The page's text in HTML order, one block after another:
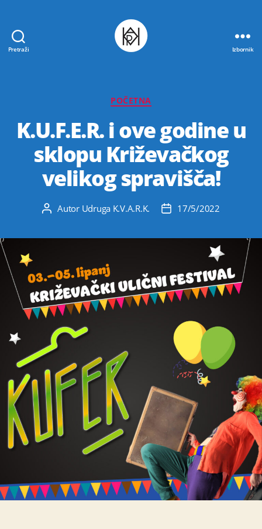
Pretraži Izbornik
Kategorije
POČETNA
K.U.F.E.R. i ove godine u
sklopu Križevačkog
velikog spravišča!
AutorAutor Udruga K.V.A.R.K.
Datum
17/5/2022